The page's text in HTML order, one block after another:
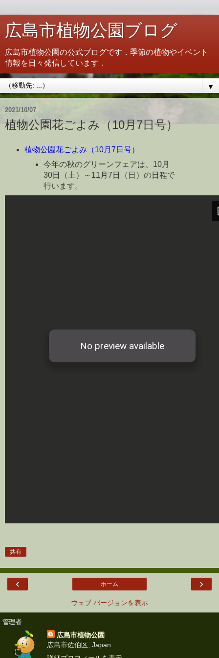
広島市植物公園ブログ
広島市植物公園の公式ブログです．季節の植物やイベント
情報を日々発信しています．
▼
2021/10/07
植物公園花ごよみ（10月7日号）
植物公園花ごよみ（10月7日号）
今年の秋のグリーンフェアは、10月
30日（土）～11月7日（日）の日程で
行います。
共有
‹ ›
ホーム
ウェブ バージョンを表示
管理者
広島市植物公園
広島市佐伯区, Japan